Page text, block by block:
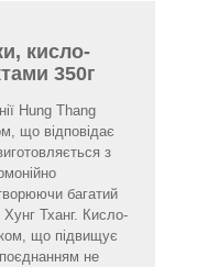
кисло-
350г
Hung Thang
що відповідає
з
багатий
Тханг. Кисло-
що підвищує
не